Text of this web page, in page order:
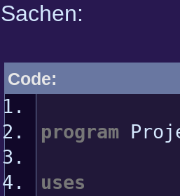
Sachen:
Code:
program
uses